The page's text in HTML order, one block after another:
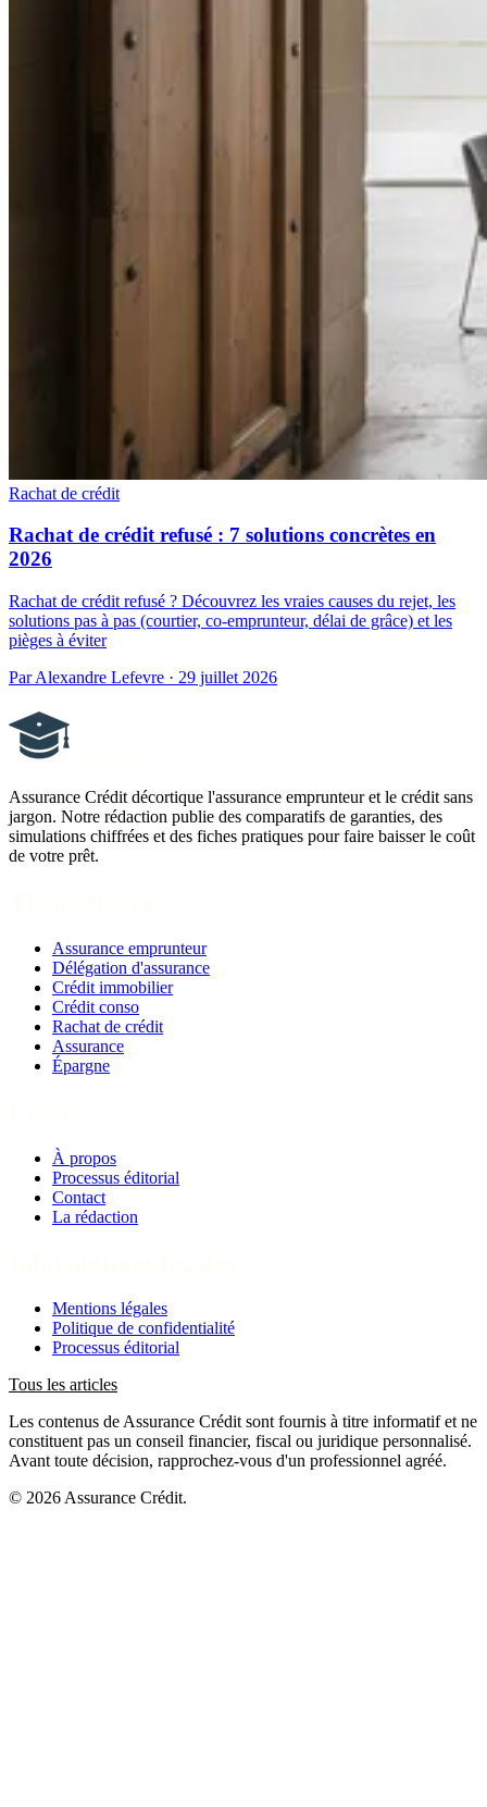
Rachat de crédit
Rachat de crédit refusé : 7 solutions concrètes en
2026
Rachat de crédit refusé ? Découvrez les vraies causes du rejet, les
solutions pas à pas (courtier, co-emprunteur, délai de grâce) et les
pièges à éviter
Par Alexandre Lefevre · 29 juillet 2026
Assurance Crédit décortique l'assurance emprunteur et le crédit sans
jargon. Notre rédaction publie des comparatifs de garanties, des
simulations chiffrées et des fiches pratiques pour faire baisser le coût
de votre prêt.
Assurance emprunteur
Délégation d'assurance
Crédit immobilier
Crédit conso
Rachat de crédit
Assurance
Épargne
À propos
Processus éditorial
Contact
La rédaction
Mentions légales
Politique de confidentialité
Processus éditorial
Tous les articles
Les contenus de Assurance Crédit sont fournis à titre informatif et ne
constituent pas un conseil financier, fiscal ou juridique personnalisé.
Avant toute décision, rapprochez-vous d'un professionnel agréé.
© 2026 Assurance Crédit.